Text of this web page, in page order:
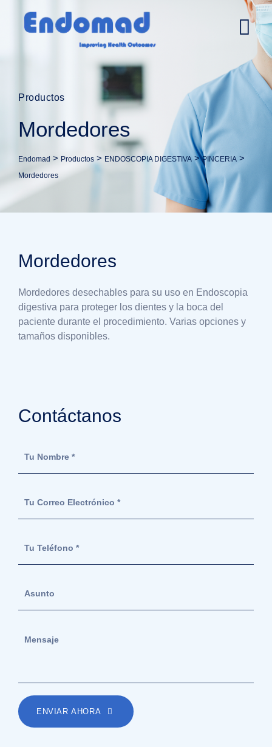
Productos
Mordedores
Endomad > Productos > ENDOSCOPIA DIGESTIVA>PINCERIA >
Mordedores
Mordedores
Mordedores desechables para su uso en Endoscopia
digestiva para proteger los dientes y la boca del
paciente durante el procedimiento. Varias opciones y
tamaños disponibles.
Contáctanos
ENVIAR AHORA